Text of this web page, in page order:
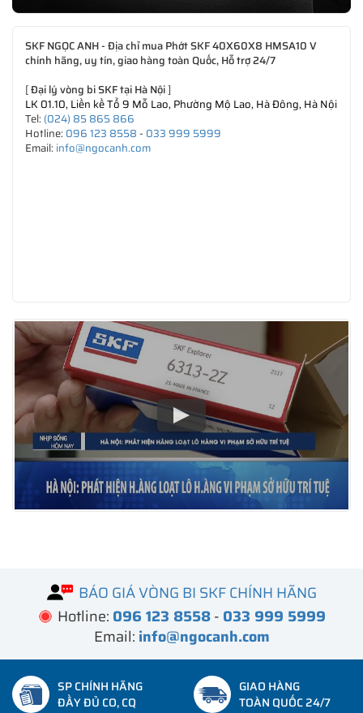
SKF NGỌC ANH - Địa chỉ mua Phớt SKF 40X60X8 HMSA10 V
chính hãng, uy tín, giao hàng toàn Quốc, Hỗ trợ 24/7
[Đại lý vòng bi SKF tại Hà Nội]
LK 01.10, Liền kề Tổ 9 Mỗ Lao, Phường Mộ Lao, Hà Đông, Hà Nội
Tel: (024) 85 865 866
Hotline: 096 123 8558- 033 999 5999
Email: info@ngocanh.com
BÁO GIÁ VÒNG BI SKF CHÍNH HÃNG
Hotline: 096 123 8558- 033 999 5999
Email: info@ngocanh.com
SP CHÍNH HÃNG
ĐẦY ĐỦ CO, CQ
GIAO HÀNG
TOÀN QUỐC 24/7